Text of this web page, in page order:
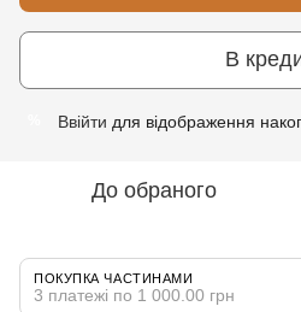
В
Ввійти для відображення
До обраного
ПОКУПКА ЧАСТИНАМИ
3 платежі по 1 000.00 грн